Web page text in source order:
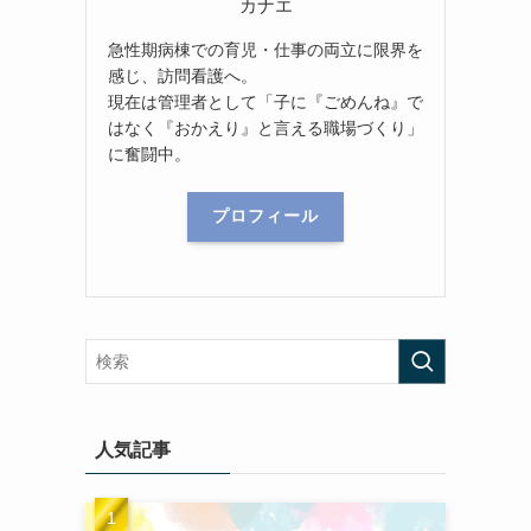
カナエ
急性期病棟での育児・仕事の両立に限界を
感じ、訪問看護へ。
現在は管理者として「子に『ごめんね』で
はなく『おかえり』と言える職場づくり」
に奮闘中。
プロフィール
人気記事